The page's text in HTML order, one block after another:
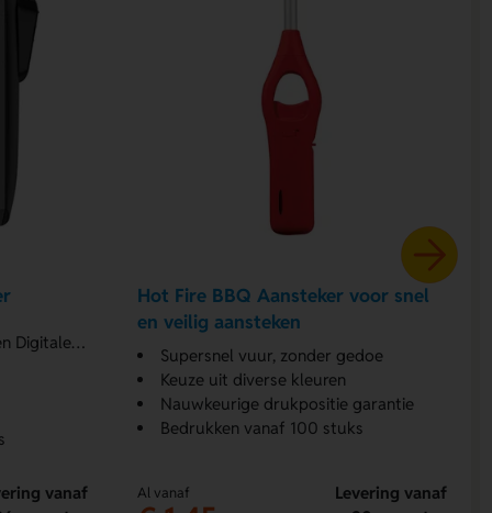
print
vanaf
Hot Fire BBQ Aansteker voor snel
en veilig aansteken
Supersnel vuur, zonder gedoe
Keuze uit diverse kleuren
Nauwkeurige drukpositie garantie
Bedrukken vanaf 100 stuks
Al vanaf
Levering vanaf